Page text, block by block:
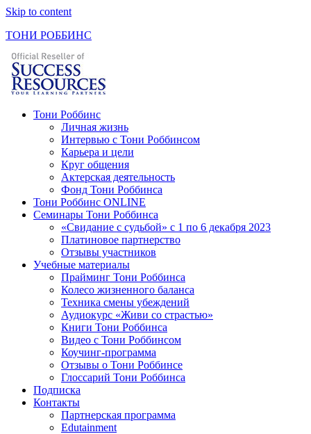
Skip to content
ТОНИ РОББИНС
Тони Роббинс
Личная жизнь
Интервью с Тони Роббинсом
Карьера и цели
Круг общения
Актерская деятельность
Фонд Тони Роббинса
Тони Роббинс ONLINE
Семинары Тони Роббинса
«Свидание с судьбой» с 1 по 6 декабря 2023
Платиновое партнерство
Отзывы участников
Учебные материалы
Прайминг Тони Роббинса
Колесо жизненного баланса
Техника смены убеждений
Аудиокурс «Живи со страстью»
Книги Тони Роббинса
Видео с Тони Роббинсом
Коучинг-программа
Отзывы о Тони Роббинсе
Глоссарий Тони Роббинса
Подписка
Контакты
Партнерская программа
Edutainment